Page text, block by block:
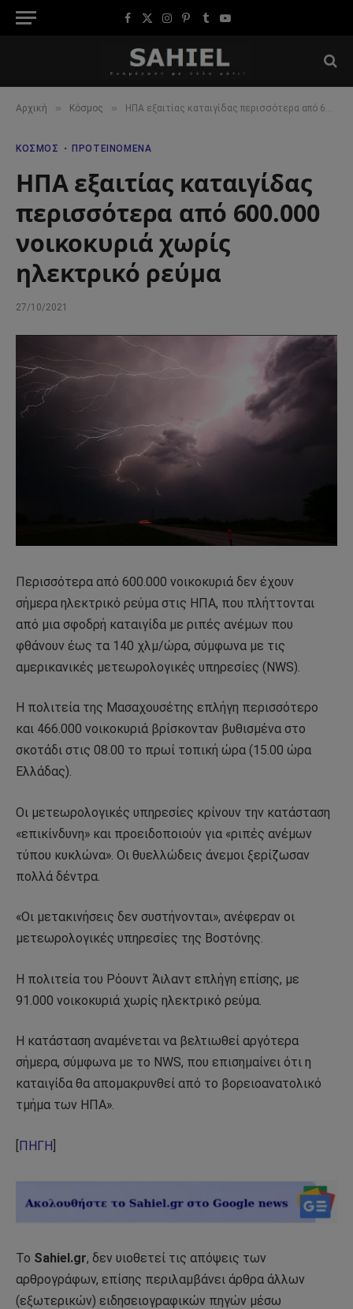
Facebook
X
Instagram
Pinterest
TumblrYouTube
Αρχική » Κόσμος » ΗΠΑ εξαιτίας καταιγίδας περισσότερα από 600.000 νοικοκυριά χωρίς ηλεκτρικό ρεύμα
ΚΌΣΜΟΣ ΠΡΟΤΕΙΝΌΜΕΝΑ
ΗΠΑ εξαιτίας καταιγίδας
περισσότερα από 600.000
νοικοκυριά χωρίς
ηλεκτρικό ρεύμα
27/10/2021
Περισσότερα από 600.000 νοικοκυριά δεν έχουν
σήμερα ηλεκτρικό ρεύμα στις ΗΠΑ, που πλήττονται
από μια σφοδρή καταιγίδα με ριπές ανέμων που
φθάνουν έως τα 140 χλμ/ώρα, σύμφωνα με τις
αμερικανικές μετεωρολογικές υπηρεσίες (NWS).
Η πολιτεία της Μασαχουσέτης επλήγη περισσότερο
και 466.000 νοικοκυριά βρίσκονταν βυθισμένα στο
σκοτάδι στις 08.00 το πρωί τοπική ώρα (15.00 ώρα
Ελλάδας).
Οι μετεωρολογικές υπηρεσίες κρίνουν την κατάσταση
«επικίνδυνη» και προειδοποιούν για «ριπές ανέμων
τύπου κυκλώνα». Οι θυελλώδεις άνεμοι ξερίζωσαν
πολλά δέντρα.
«Οι μετακινήσεις δεν συστήνονται», ανέφεραν οι
μετεωρολογικές υπηρεσίες της Βοστόνης.
Η πολιτεία του Ρόουντ Άιλαντ επλήγη επίσης, με
91.000 νοικοκυριά χωρίς ηλεκτρικό ρεύμα.
Η κατάσταση αναμένεται να βελτιωθεί αργότερα
σήμερα, σύμφωνα με το NWS, που επισημαίνει ότι η
καταιγίδα θα απομακρυνθεί από το βορειοανατολικό
τμήμα των ΗΠΑ».
ΠΗΓΗ
Το Sahiel.gr, δεν υιοθετεί τις απόψεις των
αρθρογράφων, επίσης περιλαμβάνει άρθρα άλλων
(εξωτερικών) ειδησειογραφικών πηγών μέσω